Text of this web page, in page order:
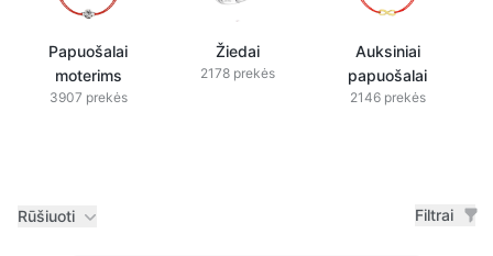
Papuošalai
moterims
3907 prekės
Žiedai
2178 prekės
Auksiniai
papuošalai
2146 prekės
Rūšiuoti Filtrai